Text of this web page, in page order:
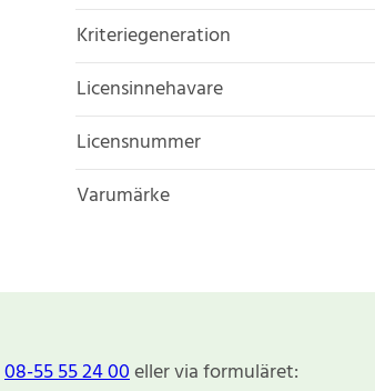
Kriteriegeneration
Licensinnehavare
Licensnummer
Varumärke
08-55 55 24 00eller via formuläret: